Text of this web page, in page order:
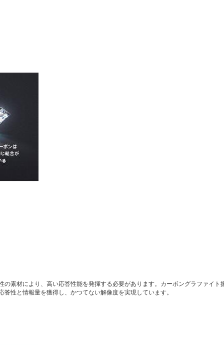
素材により、高い応答性能を発揮する必要があります。カーボングラファイト
性と情報量を獲得し、かつてない解像度を実現しています。